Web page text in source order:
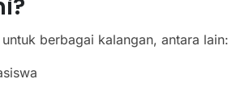
berbagai kalangan, antara lain: